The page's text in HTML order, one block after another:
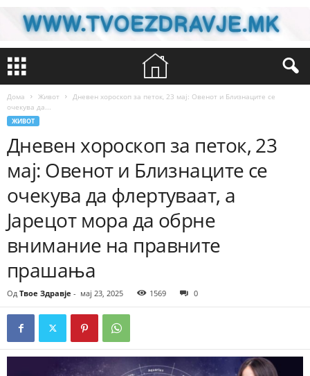
Дома Живот
Дневен хороскоп за петок, 23 мај: Овенот и Близнаците се
очекува да...
ЖИВОТ
Дневен хороскоп за петок, 23
мај: Овенот и Близнаците се
очекува да флертуваат, а
Јарецот мора да обрне
внимание на правните
прашања
Од Твое Здравје - мај 23, 2025 1569 0